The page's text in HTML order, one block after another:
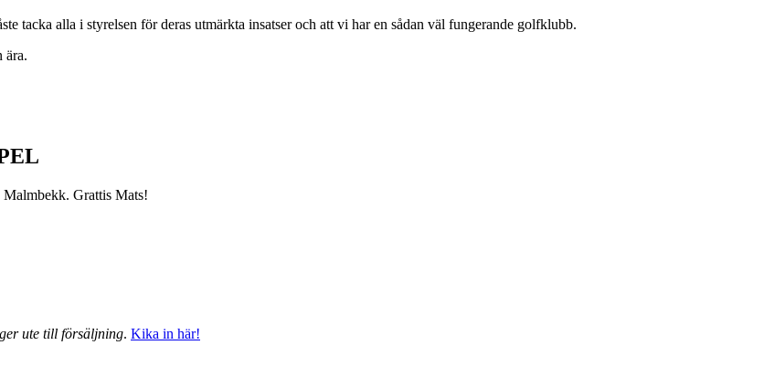
tacka alla i styrelsen för deras utmärkta insatser och att vi har en sådan väl fungerande golfklubb.
ära.
Malmbekk. Grattis Mats!
ute till försäljning. Kika in här!